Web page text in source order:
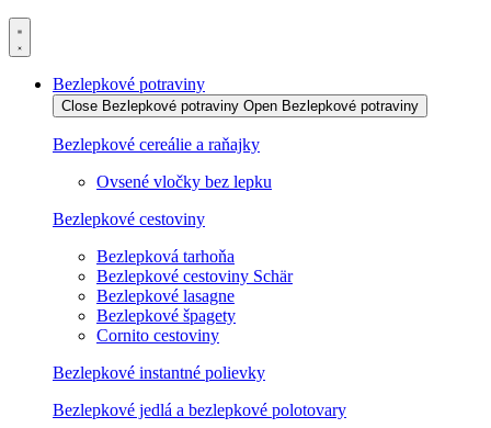
Bezlepkové potraviny
Close Bezlepkové potraviny Open Bezlepkové potraviny
Bezlepkové cereálie a raňajky
Ovsené vločky bez lepku
Bezlepkové cestoviny
Bezlepková tarhoňa
Bezlepkové cestoviny Schär
Bezlepkové lasagne
Bezlepkové špagety
Cornito cestoviny
Bezlepkové instantné polievky
Bezlepkové jedlá a bezlepkové polotovary